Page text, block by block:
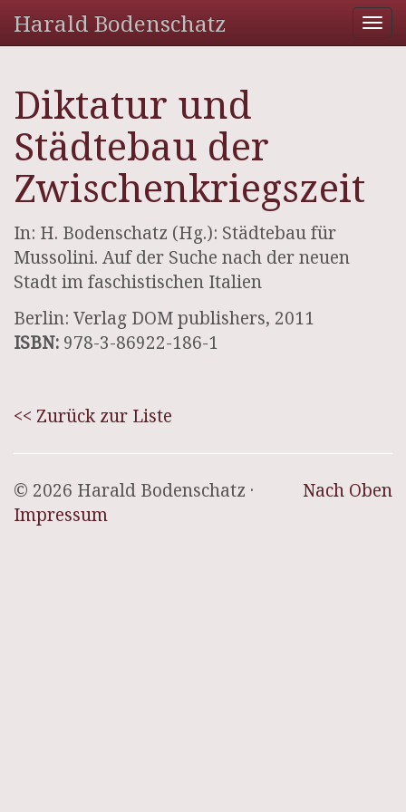
Harald Bodenschatz
Diktatur und
Städtebau der
Zwischenkriegszeit
In: H. Bodenschatz (Hg.): Städtebau für
Mussolini. Auf der Suche nach der neuen
Stadt im faschistischen Italien
Berlin: Verlag DOM publishers, 2011
ISBN: 978-3-86922-186-1
<< Zurück zur Liste
Nach Oben
© 2026 Harald Bodenschatz ·
Impressum